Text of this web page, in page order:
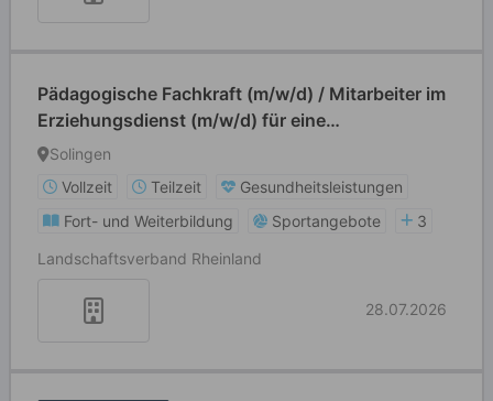
Pädagogische Fachkraft (m/w/d) / Mitarbeiter im
Erziehungsdienst (m/w/d) für eine
Einzelpädagogische Maßnahme
Solingen
Vollzeit
Teilzeit
Gesundheitsleistungen
Fort- und Weiterbildung
Sportangebote
3
Landschaftsverband Rheinland
28.07.2026